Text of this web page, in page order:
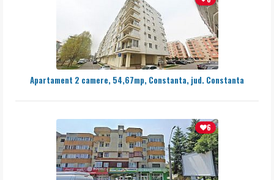
Apartament 2 camere, 54,67mp, Constanta, jud. Constanta
6